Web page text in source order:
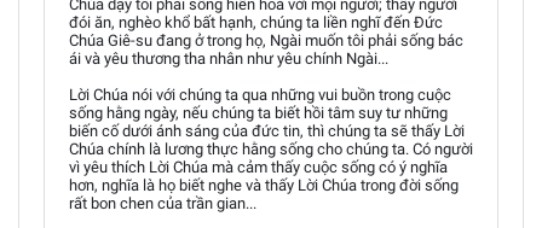
Chúa dạy tôi phải sống hiền hoà với mọi người; thấy người
đói ăn, nghèo khổ bất hạnh, chúng ta liền nghĩ đến Đức
Chúa Giê-su đang ở trong họ, Ngài muốn tôi phải sống bác
ái và yêu thương tha nhân như yêu chính Ngài...
Lời Chúa nói với chúng ta qua những vui buồn trong cuộc
sống hằng ngày, nếu chúng ta biết hồi tâm suy tư những
biến cố dưới ánh sáng của đức tin, thì chúng ta sẽ thấy Lời
Chúa chính là lương thực hằng sống cho chúng ta. Có người
vì yêu thích Lời Chúa mà cảm thấy cuộc sống có ý nghĩa
hơn, nghĩa là họ biết nghe và thấy Lời Chúa trong đời sống
rất bon chen của trần gian...